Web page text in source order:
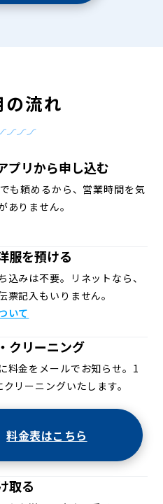
の流れ
プリから申し込む
も頼めるから、営業時間を気
ありません。
服を預ける
込みは不要。リネットなら、
票記入もいりません。
いて
クリーニング
料金をメールでお知らせ。1
リーニングいたします。
料金表はこちら
取る